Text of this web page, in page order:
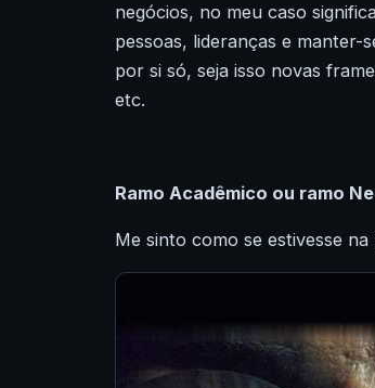
negócios, no meu caso
pessoas, lideranças e manter-
por si só, seja isso novas
etc.
Ramo Acadêmico ou ramo
Me sinto como se estivesse na